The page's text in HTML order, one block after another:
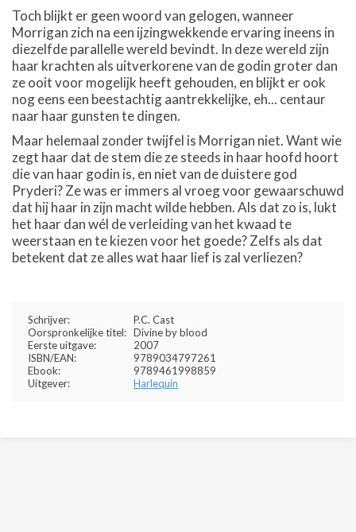
Toch blijkt er geen woord van gelogen, wanneer
Morrigan zich na een ijzingwekkende ervaring ineens in
diezelfde parallelle wereld bevindt. In deze wereld zijn
haar krachten als uitverkorene van de godin groter dan
ze ooit voor mogelijk heeft gehouden, en blijkt er ook
nog eens een beestachtig aantrekkelijke, eh... centaur
naar haar gunsten te dingen.
Maar helemaal zonder twijfel is Morrigan niet. Want wie
zegt haar dat de stem die ze steeds in haar hoofd hoort
die van haar godin is, en niet van de duistere god
Pryderi? Ze was er immers al vroeg voor gewaarschuwd
dat hij haar in zijn macht wilde hebben. Als dat zo is, lukt
het haar dan wél de verleiding van het kwaad te
weerstaan en te kiezen voor het goede? Zelfs als dat
betekent dat ze alles wat haar lief is zal verliezen?
Schrijver:
P.C. Cast
Oorspronkelijke titel: Divine by blood
Eerste uitgave:
2007
ISBN/EAN:
9789034797261
Ebook:
9789461998859
Uitgever:
Harlequin